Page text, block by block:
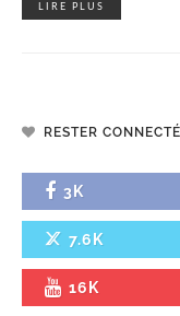
LIRE PLUS
RESTER CONNECTÉ
3K
7.6K
16K